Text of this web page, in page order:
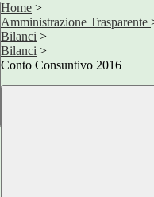
Home >
Amministrazione Trasparente
Bilanci >
Bilanci >
Conto Consuntivo 2016